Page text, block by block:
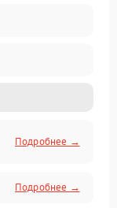
Подробнее →
Подробнее →